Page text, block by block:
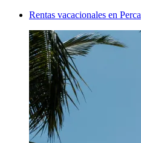
Rentas vacacionales en Perca